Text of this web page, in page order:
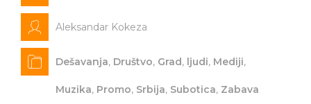
Aleksandar Kokeza
Dešavanja, Društvo, Grad, ljudi, Mediji,
Muzika, Promo, Srbija, Subotica, Zabava